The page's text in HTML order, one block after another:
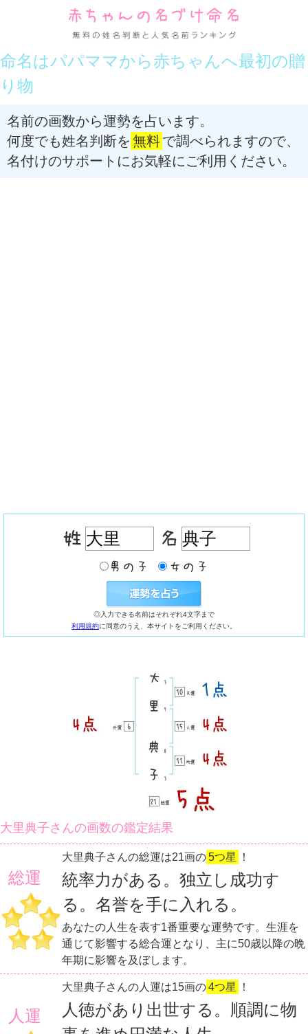
命名はパパママから赤ちゃんへ最初の贈
り物
名前の画数から運勢を占います。
何度でも姓名判断を 無料で調べられますので、
名付けのサポートにお気軽にご利用ください。
◎入力できる名前はそれぞれ4文字まで
利用規約に同意のうえ、本サイトをご利用ください。
大里典子さんの画数の鑑定結果
総運
大里典子さんの総運は21画の5つ星 ！
統率力がある。独立し成功す
る。名誉を手に入れる。
あなたの人生を表す1番重要な運勢です。生涯を
通じて影響する総合運となり、主に50歳以降の晩
年期に影響を及ぼします。
人運
大里典子さんの人運は15画の4つ星 ！
人徳があり出世する。順調に物